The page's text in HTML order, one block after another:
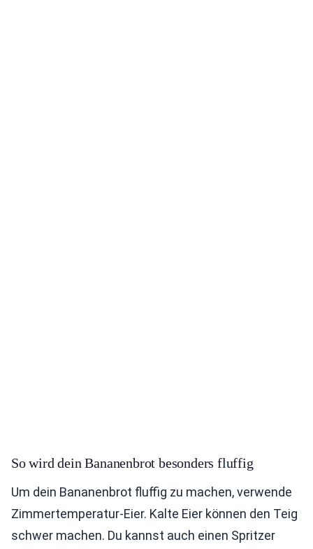
So wird dein Bananenbrot besonders fluffig
Um dein Bananenbrot fluffig zu machen, verwende
Zimmertemperatur-Eier. Kalte Eier können den Teig
schwer machen. Du kannst auch einen Spritzer